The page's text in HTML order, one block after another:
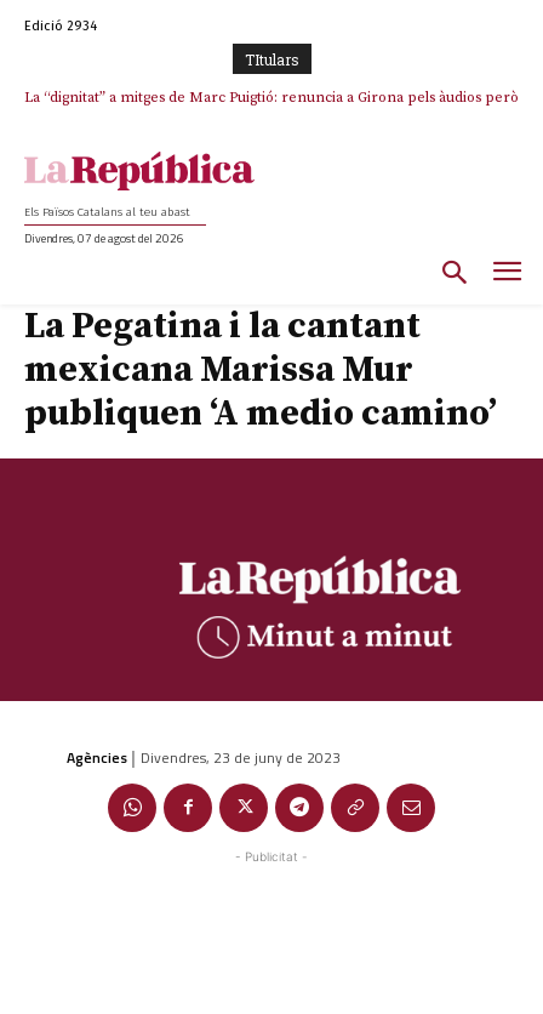
Edició 2934
TItulars
La “dignitat” a mitges de Marc Puigtió: renuncia a Girona pels àudios però
Els Països Catalans al teu abast
Divendres, 07 de agost del 2026
La Pegatina i la cantant
mexicana Marissa Mur
publiquen ‘A medio camino’
Agències | Divendres, 23 de juny de 2023
- Publicitat -